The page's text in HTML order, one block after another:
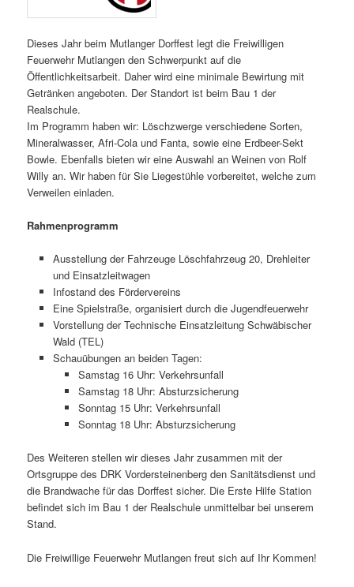
Dieses Jahr beim Mutlanger Dorffest legt die Freiwilligen
Feuerwehr Mutlangen den Schwerpunkt auf die
Öffentlichkeitsarbeit. Daher wird eine minimale Bewirtung mit
Getränken angeboten. Der Standort ist beim Bau 1 der
Realschule.
Im Programm haben wir: Löschzwerge verschiedene Sorten,
Mineralwasser, Afri-Cola und Fanta, sowie eine Erdbeer-Sekt
Bowle. Ebenfalls bieten wir eine Auswahl an Weinen von Rolf
Willy an. Wir haben für Sie Liegestühle vorbereitet, welche zum
Verweilen einladen.
Rahmenprogramm
Ausstellung der Fahrzeuge Löschfahrzeug 20, Drehleiter
und Einsatzleitwagen
Infostand des Fördervereins
Eine Spielstraße, organisiert durch die Jugendfeuerwehr
Vorstellung der Technische Einsatzleitung Schwäbischer
Wald (TEL)
Schauübungen an beiden Tagen:
Samstag 16 Uhr: Verkehrsunfall
Samstag 18 Uhr: Absturzsicherung
Sonntag 15 Uhr: Verkehrsunfall
Sonntag 18 Uhr: Absturzsicherung
Des Weiteren stellen wir dieses Jahr zusammen mit der
Ortsgruppe des DRK Vordersteinenberg den Sanitätsdienst und
die Brandwache für das Dorffest sicher. Die Erste Hilfe Station
befindet sich im Bau 1 der Realschule unmittelbar bei unserem
Stand.
Die Freiwillige Feuerwehr Mutlangen freut sich auf Ihr Kommen!